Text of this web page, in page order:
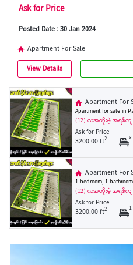
Ask for Price
Posted Date : 30 Jan 2024
Apartment For Sale
View Details
Apartment For
Apartment for sale in
(12) လအတိုးမဲ့ အရစ်
Ask for Price
3200.00 ft2 x
Apartment For
1 bedroom, 1
(12) လအတိုးမဲ့ အရစ်
Ask for Price
3200.00 ft2 1